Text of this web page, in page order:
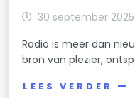
30 september 2025
Radio is meer dan
bron van plezier,
LEES VERDER